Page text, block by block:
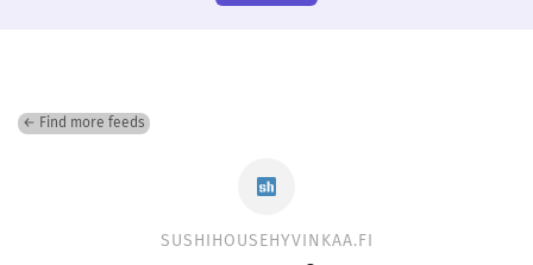
← Find more feeds
SUSHIHOUSEHYVINKAA.FI